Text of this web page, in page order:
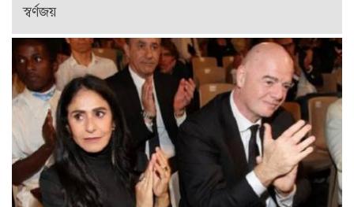
স্বর্ণজয়